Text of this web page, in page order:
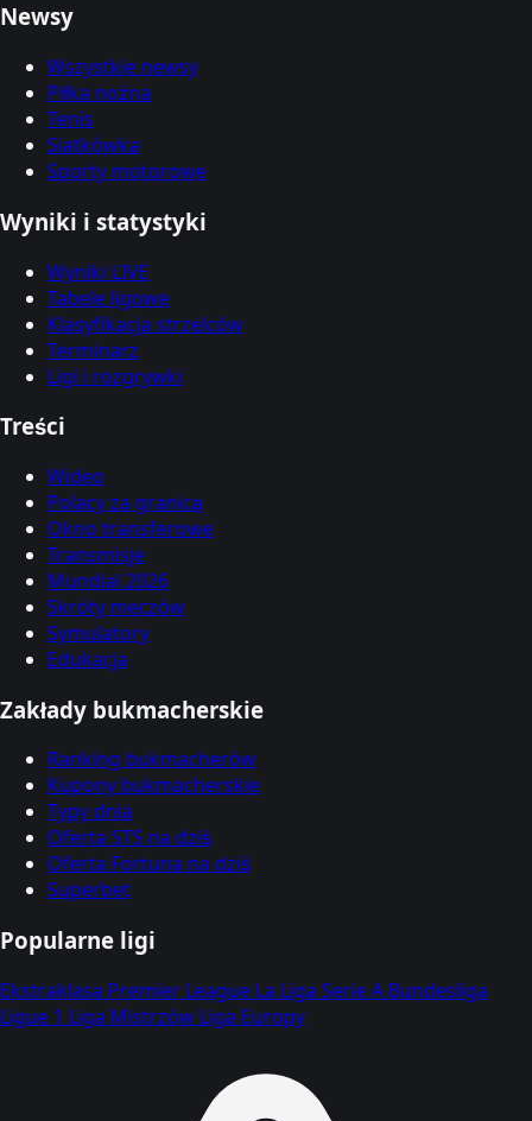
Newsy
Wszystkie newsy
Piłka nożna
Tenis
Siatkówka
Sporty motorowe
Wyniki i statystyki
Wyniki LIVE
Tabele ligowe
Klasyfikacja strzelców
Terminarz
Ligi i rozgrywki
Treści
Wideo
Polacy za granicą
Okno transferowe
Transmisje
Mundial 2026
Skróty meczów
Symulatory
Edukacja
Zakłady bukmacherskie
Ranking bukmacherów
Kupony bukmacherskie
Typy dnia
Oferta STS na dziś
Oferta Fortuna na dziś
Superbet
Popularne ligi
Ekstraklasa Premier League La Liga Serie A Bundesliga
Ligue 1 Liga Mistrzów Liga Europy